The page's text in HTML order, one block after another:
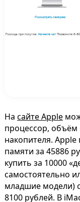
На сайте Apple
процессор,
накопителя.
памяти за 45886
купить за 10000
самостоятельно
младшие модели)
8100 рублей. В